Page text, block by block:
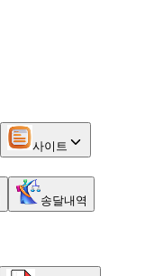
사이트
송달내역